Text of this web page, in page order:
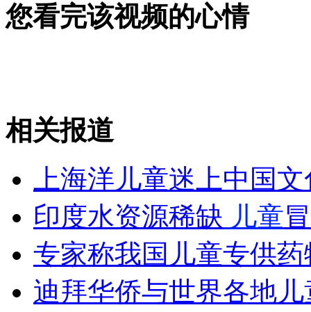
媒体披露涉枪杀女友"刀锋战士"案发现场血腥照
女孩北京地铁殴打老人 痛下狠手拳打脚踢
无痛分娩是否安全 医生回应
您看完该视频的心情
相关报道
上海洋儿童迷上中国
印度水资源稀缺 儿童
专家称我国儿童专供
迪拜华侨与世界各地